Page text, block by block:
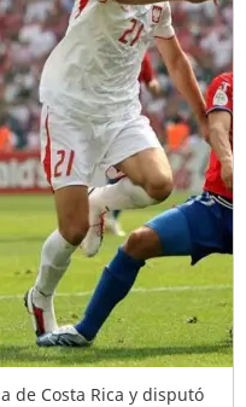
de Costa Rica y disputó